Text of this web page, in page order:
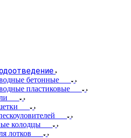
бетонные
пластиковые
колодцы
лотков